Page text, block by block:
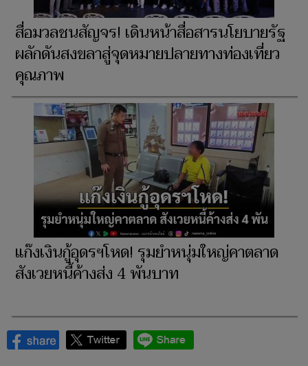
สื่อมวลชนสัญจร! เดินหน้าสื่อสารนโยบายรัฐ
ผลักดันสงขลาสู่จุดหมายปลายทางท่องเที่ยว
คุณภาพ
แก๊งเงินกู้อุดรฯโหด! รุมยำหนุ่มใหญ่คาตลาด
สังเวยหนี้ค้างส่ง 4 พันบาท